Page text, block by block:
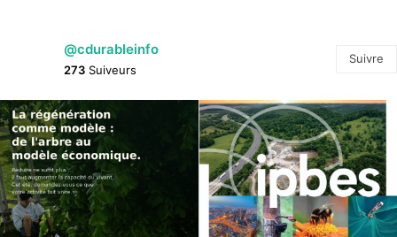
@cdurableinfo
273 Suiveurs
Suivre